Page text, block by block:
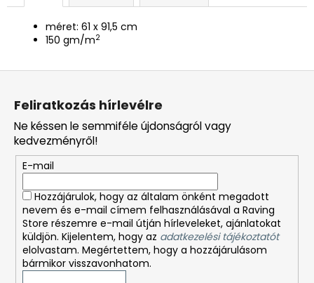
méret: 61 x 91,5 cm
150 gm/m2
Feliratkozás hírlevélre
Ne késsen le semmiféle újdonságról vagy
kedvezményről!
E-mail
Hozzájárulok, hogy az általam önként megadott
nevem és e-mail címem felhasználásával a Raving
Store részemre e-mail útján hírleveleket, ajánlatokat
küldjön. Kijelentem, hogy az adatkezelési tájékoztatót
elolvastam. Megértettem, hogy a hozzájárulásom
bármikor visszavonhatom.